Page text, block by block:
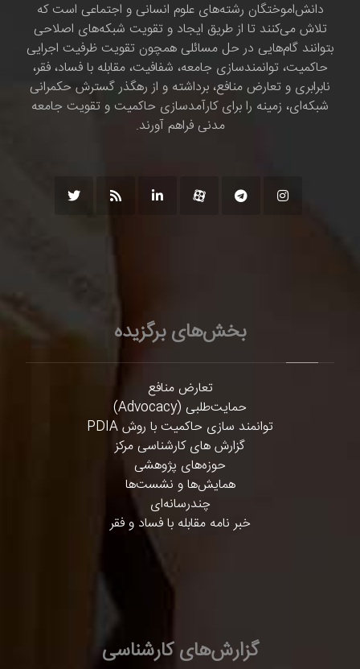
دانش‌اموختگان رشته‌های علوم انسانی و اجتماعی است که
تلاش می‌کنند تا از طریق ایجاد و تقویت شبکه‌های اصلاحی
بتوانند گام‌هایی در حل مسائلی همچون تقویت ظرفیت اجرایی
حاکمیت، توانمندسازی جامعه، شفافیت، مقابله با فساد، فقر،
نابرابری و تعارض منافع، برداشته و از رهگذر گسترش حکمرانی
شبکه‌ای، زمینه را برای کارآمدسازی حاکمیت و تقویت جامعه
مدنی فراهم آورند.
بخش‌های برگزیده
تعارض منافع
حمایت‌طلبی (Advocacy)
توانمند سازی حاکمیت با روش PDIA
گزارش های کارشناسی مرکز
حوزه‌های پژوهشی
همایش‌ها و نشست‌ها
چندرسانه‌ای
خبر نامه مقابله با فساد و فقر
گزارش‌های کارشناسی